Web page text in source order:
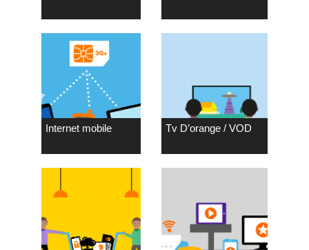
Internet mobile Tv D’orange / VOD